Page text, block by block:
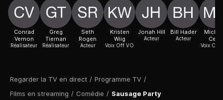
Regarder la TV en direct / Programme TV /
Films en streaming / Comédie / Sausage Party
Conrad
Vernon
Réalisateur
Greg
Tiernan
Réalisateur
Seth
Rogen
Acteur
Kristen
Wiig
Voix Off VO
Jonah Hill
Acteur
Bill Hader
Acteur
Cera
Voix Off